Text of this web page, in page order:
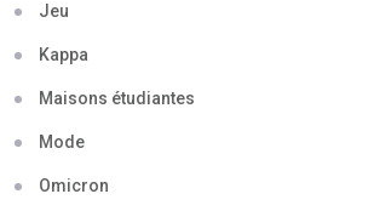
Jeu
Kappa
Maisons étudiantes
Mode
Omicron